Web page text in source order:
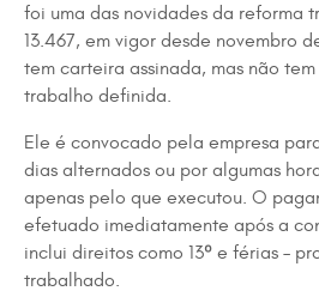
foi uma das novidades da reforma
13.467, em vigor desde novembro
tem carteira assinada, mas não
trabalho definida.
Ele é convocado pela empresa
dias alternados ou por algumas
apenas pelo que executou. O
efetuado imediatamente após a
inclui direitos como 13º e férias –
trabalhado.